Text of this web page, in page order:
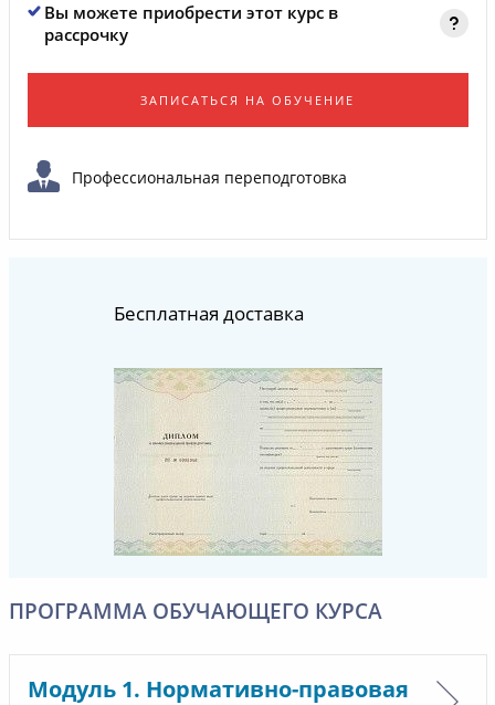
Вы можете приобрести этот курс в
рассрочку
ЗАПИСАТЬСЯ НА ОБУЧЕНИЕ
Профессиональная переподготовка
Бесплатная доставка
ПРОГРАММА ОБУЧАЮЩЕГО КУРСА
Модуль 1. Нормативно-правовая